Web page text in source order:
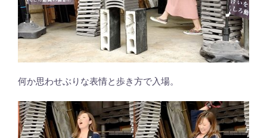
何か思わせぶりな表情と歩き方で入場。